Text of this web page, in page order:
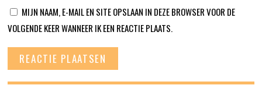
MIJN NAAM, E-MAIL EN SITE OPSLAAN IN DEZE BROWSER VOOR DE
VOLGENDE KEER WANNEER IK EEN REACTIE PLAATS.